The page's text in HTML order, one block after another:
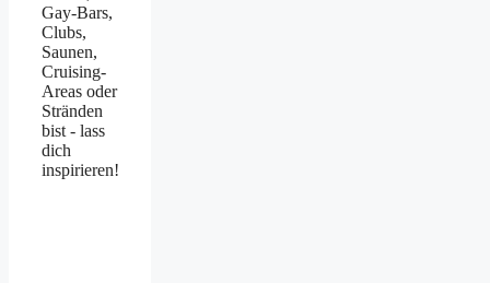
Gay-Bars,
Clubs,
Saunen,
Cruising-
Areas oder
Stränden
bist - lass
dich
inspirieren!